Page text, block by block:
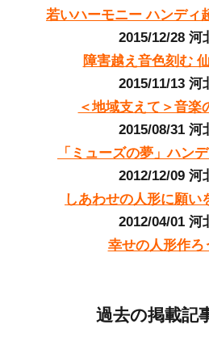
若いハーモニー ハンディ
2015/12/28 河
障害越え音色刻む
2015/11/13 河
＜地域支えて＞音楽
2015/08/31 河
「ミューズの夢」ハン
2012/12/09 河
しあわせの人形に願い
2012/04/01 河
幸せの人形作ろ
過去の掲載記